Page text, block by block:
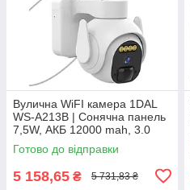
Вулична WiFI камера 1DAL
WS-A213B | Сонячна панель
7,5W, АКБ 12000 mah, 3.0
MP, IP66
Готово до відправки
5 158,65 ₴ 5 731,83 ₴